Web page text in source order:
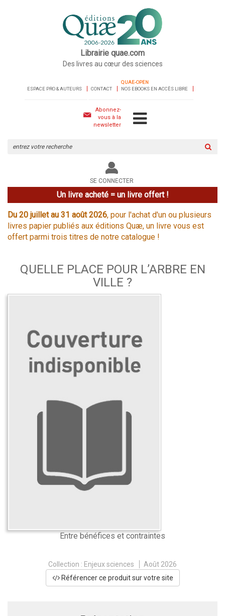
Librairie quae.com
Des livres au cœur des sciences
ESPACE PRO & AUTEURS CONTACT
QUAE-OPEN
NOS EBOOKS EN ACCÈS LIBRE
Abonnez-
vous à la
newsletter
le
site
SE CONNECTER
Un livre acheté = un livre offert !
Du 20 juillet au 31 août 2026, pour l'achat d'un ou plusieurs
livres papier publiés aux éditions Quæ, un livre vous est
offert parmi trois titres de notre catalogue !
QUELLE PLACE POUR L’ARBRE EN
VILLE ?
Entre bénéfices et contraintes
Collection : Enjeux sciences
Août 2026
Référencer ce produit sur votre site